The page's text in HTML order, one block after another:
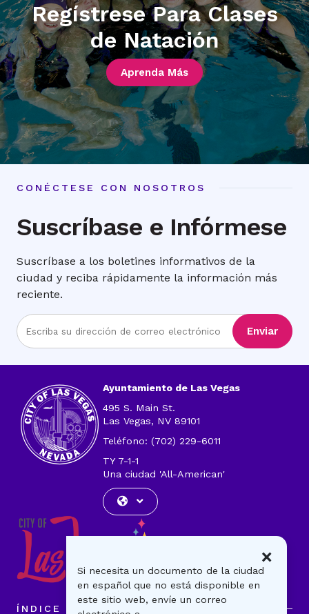
Regístrese Para Clases
de Natación
Aprenda Más
CONÉCTESE CON NOSOTROS
Suscríbase e Infórmese
Suscríbase a los boletines informativos de la
ciudad y reciba rápidamente la información más
reciente.
Ingrese
la
correo
electrónico
Enviar
Ayuntamiento de Las Vegas
495 S. Main St.
Las Vegas, NV 89101
Teléfono: (702) 229-6011
TY 7-1-1
Una ciudad 'All-American'
ÍNDICE
Si necesita un documento de la ciudad
en español que no está disponible en
este sitio web, envíe un correo
×